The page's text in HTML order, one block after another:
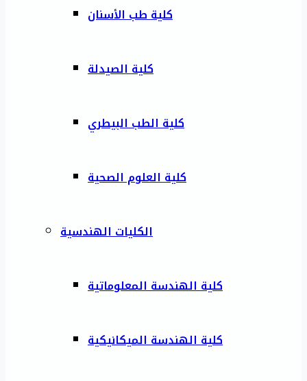
كلية طب الأسنان
كلية الصيدلة
كلية الطب البيطري
كلية العلوم الصحية
الكليات الهندسية
كلية الهندسة المعلوماتية
كلية الهندسة الميكانيكية